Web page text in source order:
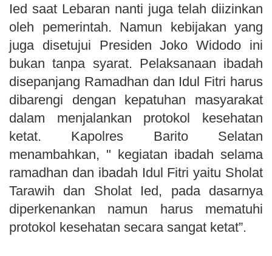
Ied saat Lebaran nanti juga telah diizinkan
oleh pemerintah. Namun kebijakan yang
juga disetujui Presiden Joko Widodo ini
bukan tanpa syarat. Pelaksanaan ibadah
disepanjang Ramadhan dan Idul Fitri harus
dibarengi dengan kepatuhan masyarakat
dalam menjalankan protokol kesehatan
ketat. Kapolres Barito Selatan
menambahkan, " kegiatan ibadah selama
ramadhan dan ibadah Idul Fitri yaitu Sholat
Tarawih dan Sholat Ied, pada dasarnya
diperkenankan namun harus mematuhi
protokol kesehatan secara sangat ketat”.